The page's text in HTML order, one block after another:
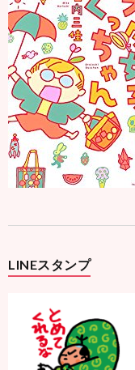
LINEスタンプ